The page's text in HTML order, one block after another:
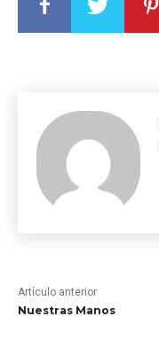
Artículo anterior
Nuestras Manos